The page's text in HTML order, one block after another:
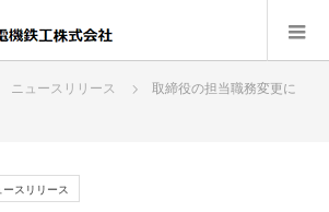
ニュースリリース
取締役の担当職務変更に
ースリリース